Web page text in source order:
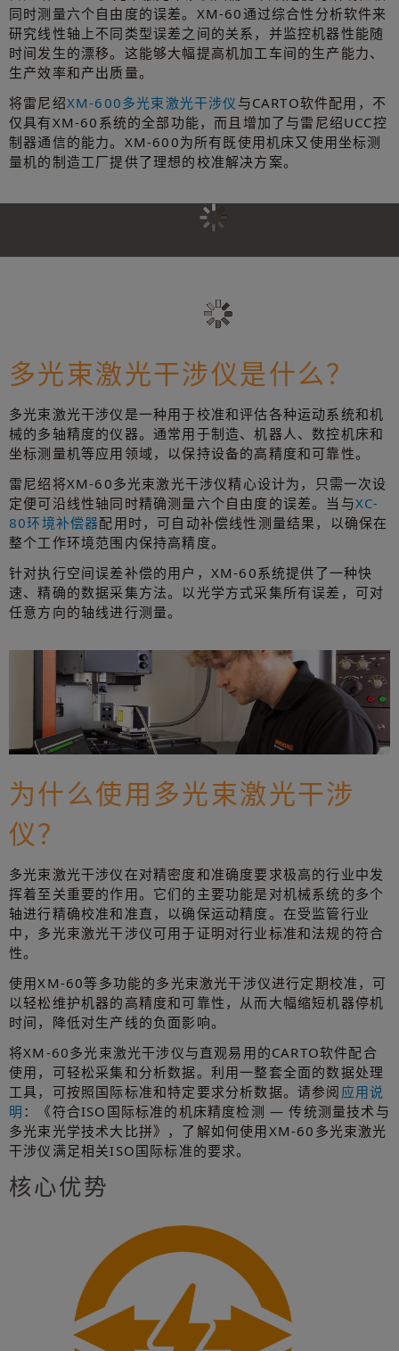
同时测量六个自由度的误差。XM-60通过综合性分析软件来
研究线性轴上不同类型误差之间的关系，并监控机器性能随
时间发生的漂移。这能够大幅提高机加工车间的生产能力、
生产效率和产出质量。
将雷尼绍XM-600多光束激光干涉仪 与CARTO软件配用，不
仅具有XM-60系统的全部功能，而且增加了与雷尼绍UCC控
制器通信的能力。XM-600为所有既使用机床又使用坐标测
量机的制造工厂提供了理想的校准解决方案。
多光束激光干涉仪是什么？
多光束激光干涉仪是一种用于校准和评估各种运动系统和机
械的多轴精度的仪器。通常用于制造、机器人、数控机床和
坐标测量机等应用领域，以保持设备的高精度和可靠性。
雷尼绍将XM-60多光束激光干涉仪精心设计为，只需一次设
定便可沿线性轴同时精确测量六个自由度的误差。当与XC-
80环境补偿器配用时，可自动补偿线性测量结果，以确保在
整个工作环境范围内保持高精度。
针对执行空间误差补偿的用户，XM-60系统提供了一种快
速、精确的数据采集方法。以光学方式采集所有误差，可对
任意方向的轴线进行测量。
为什么使用多光束激光干涉
仪？
多光束激光干涉仪在对精密度和准确度要求极高的行业中发
挥着至关重要的作用。它们的主要功能是对机械系统的多个
轴进行精确校准和准直，以确保运动精度。在受监管行业
中，多光束激光干涉仪可用于证明对行业标准和法规的符合
性。
使用XM-60等多功能的多光束激光干涉仪进行定期校准，可
以轻松维护机器的高精度和可靠性，从而大幅缩短机器停机
时间，降低对生产线的负面影响。
将XM-60多光束激光干涉仪与直观易用的CARTO软件配合
使用，可轻松采集和分析数据。利用一整套全面的数据处理
工具，可按照国际标准和特定要求分析数据。请参阅 应用说
明 ：《符合ISO国际标准的机床精度检测 — 传统测量技术与
多光束光学技术大比拼》，了解如何使用XM-60多光束激光
干涉仪满足相关ISO国际标准的要求。
核心优势